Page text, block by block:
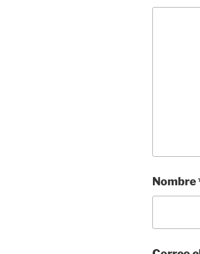
Nombre